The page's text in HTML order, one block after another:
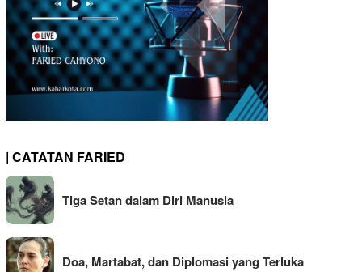
| CATATAN FARIED
Tiga Setan dalam Diri Manusia
Doa, Martabat, dan Diplomasi yang Terluka